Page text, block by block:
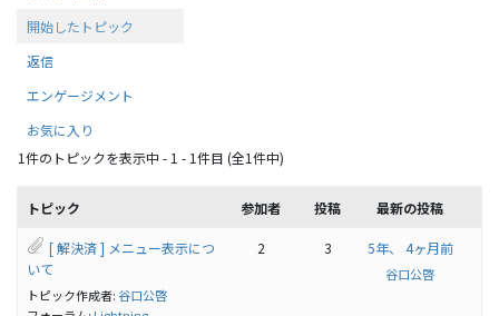
開始したトピック
返信
エンゲージメント
お気に入り
1件のトピックを表示中 - 1 - 1件目 (全1件中)
トピック 参加者 投稿 最新の投稿
[ 解決済 ] メニュー表示につ
いて
トピック作成者: 谷口公啓
2 3 5年、 4ヶ月前
谷口公啓